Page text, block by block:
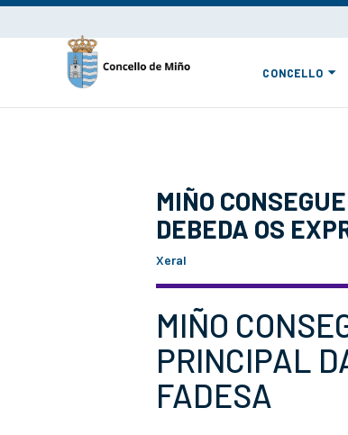
CONCELLO
MIÑO
DEBEDA OS
Xeral
MIÑO
PRINCIPAL
FADESA